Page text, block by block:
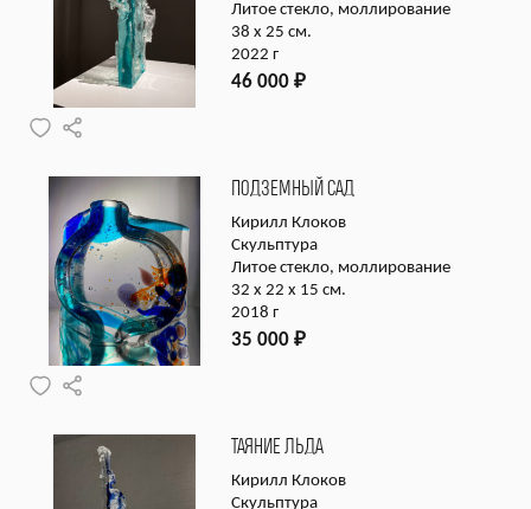
Литое стекло, моллирование
38 х 25 см.
2022 г
46 000 ₽
ПОДЗЕМНЫЙ САД
Кирилл Клоков
Скульптура
Литое стекло, моллирование
32 x 22 x 15 см.
2018 г
35 000 ₽
ТАЯНИЕ ЛЬДА
Кирилл Клоков
Скульптура